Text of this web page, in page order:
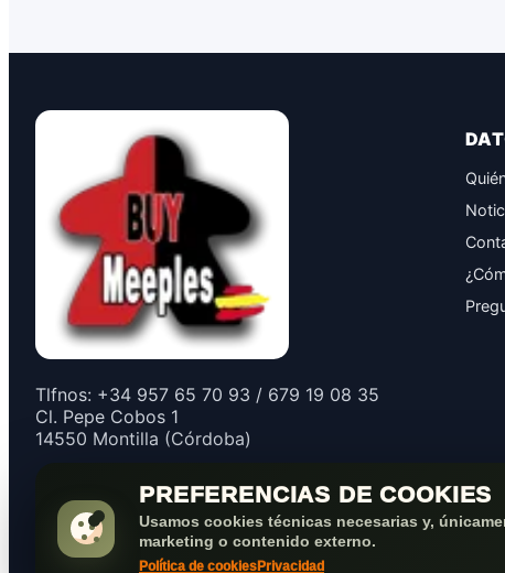
PREFERENCIAS DE COOKIES
Usamos cookies técnicas necesarias y,
marketing o contenido externo.
Política de cookies Privacidad
Tlfnos: +34 957 65 70 93 / 679 19 08 35
Cl. Pepe Cobos 1
14550 Montilla (Córdoba)